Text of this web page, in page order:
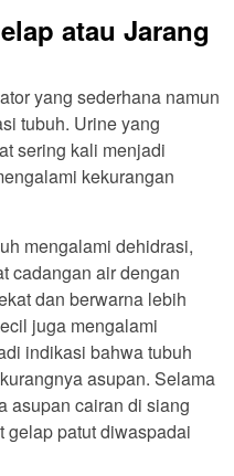
atau Jarang
yang sederhana namun
tubuh. Urine yang
sering kali menjadi
kekurangan
mengalami dehidrasi,
cadangan air dengan
dan berwarna lebih
juga mengalami
indikasi bahwa tubuh
asupan. Selama
asupan cairan di siang
gelap patut diwaspadai